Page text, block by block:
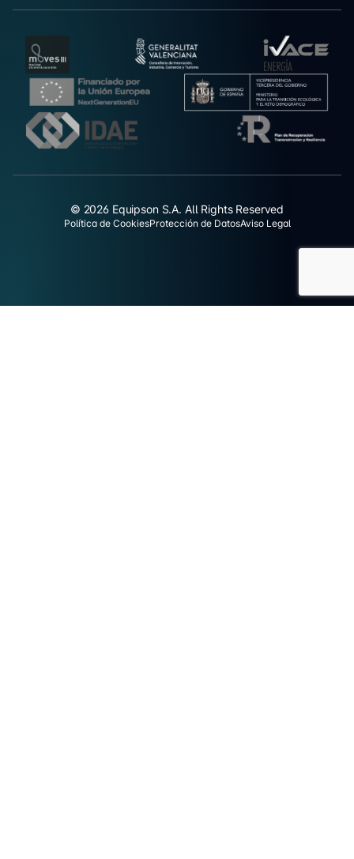
© 2026 Equipson S.A. All Rights Reserved
Política de CookiesProtección de DatosAviso Legal